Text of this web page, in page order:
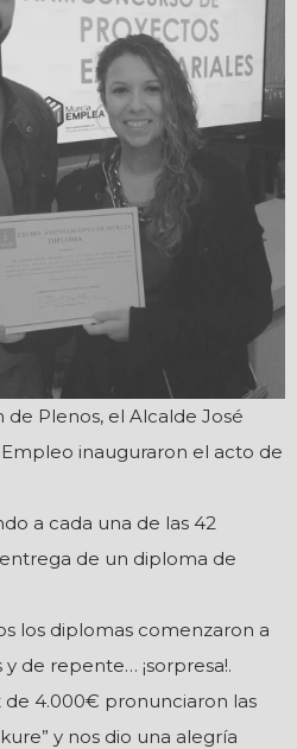
Plenos, el Alcalde José
inauguraron el acto de
a cada una de las 42
de un diploma de
los diplomas comenzaron a
de repente… ¡sorpresa!.
de 4.000€ pronunciaron las
y nos dio una alegría